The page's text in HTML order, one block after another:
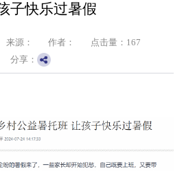
子快乐过暑假
来源： 作者： 点击量： 167
分享：